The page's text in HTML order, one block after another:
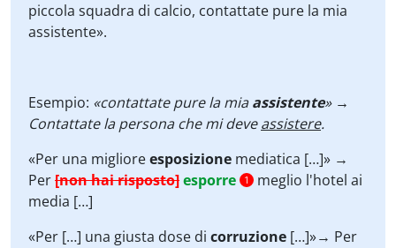
piccola squadra di calcio, contattate pure la mia
assistente».
Esempio: «contattate pure la miaassistente» →
Contattate la persona che mi deveassistere.
«Per una miglioreesposizione mediatica […]» →
Per[non hai risposto]esporre 1
meglio l'hotel ai
media […]
«Per […] una giusta dose di corruzione […]»→ Per